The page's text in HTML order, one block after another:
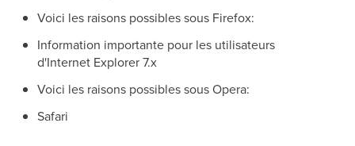
Voici les raisons possibles sous Firefox:
Information importante pour les utilisateurs
d'Internet Explorer 7.x
Voici les raisons possibles sous Opera:
Safari